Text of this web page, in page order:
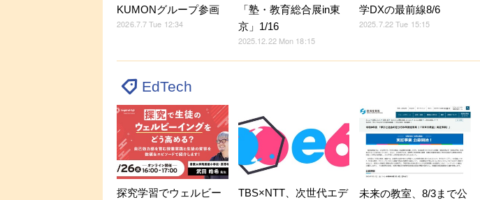
KUMONグループ参画
2026.7.7 Tue 12:34
「塾・教育総合展in東
京」1/16
2025.12.22 Mon 18:15
学DXの最前線8/6
2025.7.22 Tue 15:15
EdTech
探究学習でウェルビー
TBS×NTT、次世代エデ
未来の教室、8/3まで公